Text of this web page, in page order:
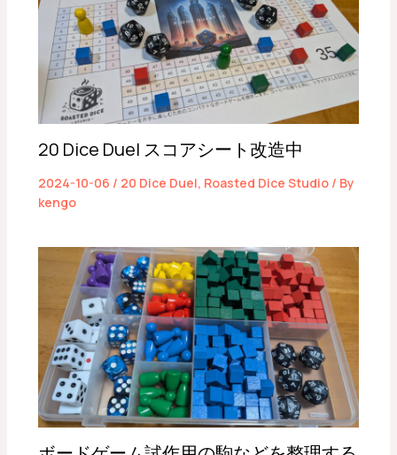
20 Dice Duel スコアシート改造中
2024-10-06 / 20 Dice Duel, Roasted Dice Studio/ By
kengo